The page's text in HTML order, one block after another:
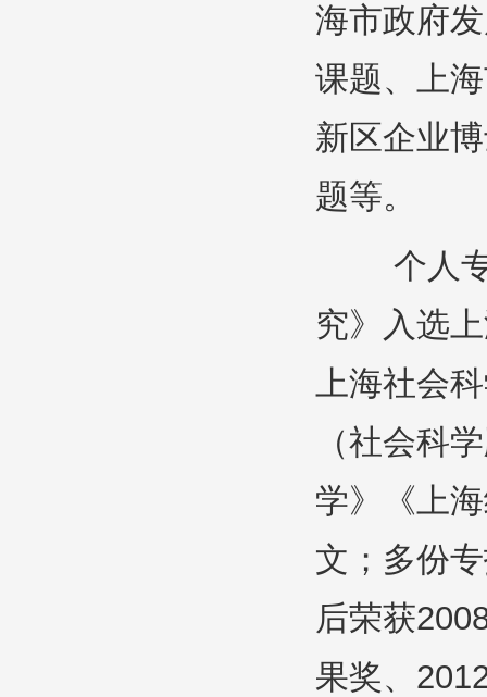
海市政府
课题、上
新区企业
题等。
个人专
究》入选
上海社会
（社会科
学》《上
文；多份
后荣获
果奖、